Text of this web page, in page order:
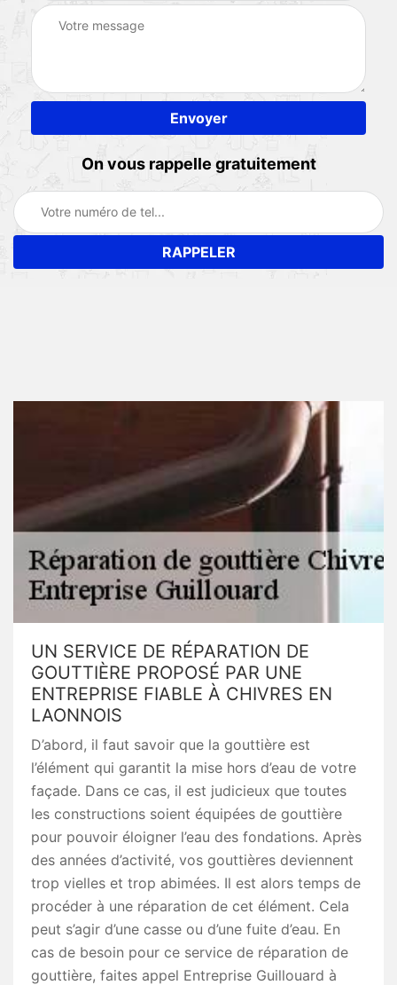
On vous rappelle gratuitement
UN SERVICE DE RÉPARATION DE
GOUTTIÈRE PROPOSÉ PAR UNE
ENTREPRISE FIABLE À CHIVRES EN
LAONNOIS
D’abord, il faut savoir que la gouttière est
l’élément qui garantit la mise hors d’eau de votre
façade. Dans ce cas, il est judicieux que toutes
les constructions soient équipées de gouttière
pour pouvoir éloigner l’eau des fondations. Après
des années d’activité, vos gouttières deviennent
trop vielles et trop abimées. Il est alors temps de
procéder à une réparation de cet élément. Cela
peut s’agir d’une casse ou d’une fuite d’eau. En
cas de besoin pour ce service de réparation de
gouttière, faites appel Entreprise Guillouard à